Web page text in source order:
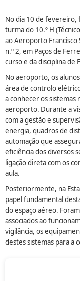
No dia 10 de fevereiro,
turma do 10.º H
ao Aeroporto Francisco
n.º 2, em Paços de
curso e da disciplina de
No aeroporto, os
área de controlo
a conhecer os
aeroporto. Durante a
com a gestão e
energia, quadros de
automação que
eficiência dos diversos
ligação direta com os
aula.
Posteriormente, na
papel fundamental
do espaço aéreo.
associados ao
vigilância, os
destes sistemas para a